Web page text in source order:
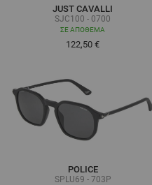
JUST CAVALLI
SJC100 - 0700
ΣΕ ΑΠΌΘΕΜΑ
122,50 €
POLICE
SPLU69 - 703P